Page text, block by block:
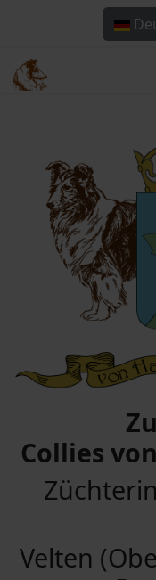
Sprache
Collies
Velten